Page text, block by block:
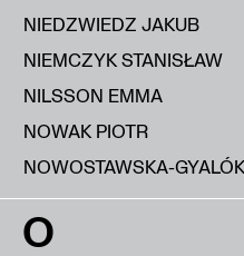
NIEDZWIEDZ JAKUB
NIEMCZYK STANISŁAW
NILSSON EMMA
NOWAK PIOTR
NOWOSTAWSKA-
O